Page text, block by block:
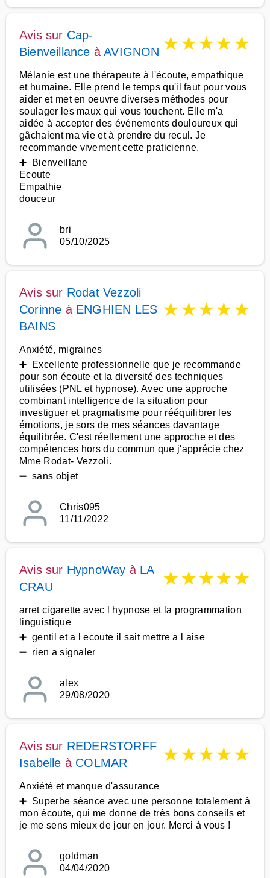
Avis sur Cap-
Bienveillance àAVIGNON ★★★★★
Mélanie est une thérapeute à l'écoute, empathique
et humaine. Elle prend le temps qu'il faut pour vous
aider et met en oeuvre diverses méthodes pour
soulager les maux qui vous touchent. Elle m'a
aidée à accepter des événements douloureux qui
gâchaient ma vie et à prendre du recul. Je
recommande vivement cette praticienne.
➕ Bienveillane
Ecoute
Empathie
douceur
bri
05/10/2025
Avis sur Rodat Vezzoli
Corinne à ENGHIEN LES
BAINS
★★★★★
Anxiété, migraines
➕ Excellente professionnelle que je recommande
pour son écoute et la diversité des techniques
utilisées (PNL et hypnose). Avec une approche
combinant intelligence de la situation pour
investiguer et pragmatisme pour rééquilibrer les
émotions, je sors de mes séances davantage
équilibrée. C'est réellement une approche et des
compétences hors du commun que j'apprécie chez
Mme Rodat- Vezzoli.
➖ sans objet
Chris095
11/11/2022
Avis sur HypnoWay à LA
CRAU
★★★★★
arret cigarette avec l hypnose et la programmation
linguistique
➕ gentil et a l ecoute il sait mettre a l aise
➖ rien a signaler
alex
29/08/2020
Avis sur REDERSTORFF
Isabelle à COLMAR ★★★★★
Anxiété et manque d'assurance
➕ Superbe séance avec une personne totalement à
mon écoute, qui me donne de très bons conseils et
je me sens mieux de jour en jour. Merci à vous !
goldman
04/04/2020